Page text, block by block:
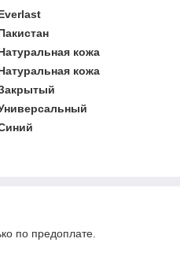
кожа
кожа
по предоплате.